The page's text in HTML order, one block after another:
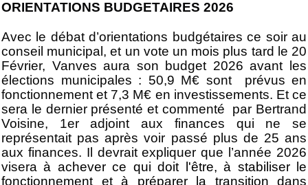
ORIENTATIONS BUDGETAIRES 2026
Avec le débat d’orientations budgétaires ce soir au
conseil municipal, et un vote un mois plus tard le 20
Février, Vanves aura son budget 2026 avant les
élections municipales : 50,9 M€ sont prévus en
fonctionnement et 7,3 M€ en investissements. Et ce
sera le dernier présenté et commenté par Bertrand
Voisine, 1er adjoint aux finances qui ne se
représentait pas après voir passé plus de 25 ans
aux finances. Il devrait expliquer que l’année 2026
viseraà achever ce qui doit l'être, à stabiliser le
fonctionnement et à préparer la transition dans